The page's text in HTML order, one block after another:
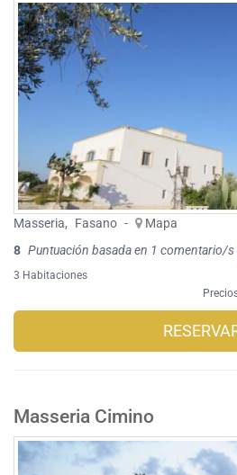
Masseria, Fasano -
Mapa
8 Puntuación basada en 1 comentario/s
3 Habitaciones
Masseria Cimino